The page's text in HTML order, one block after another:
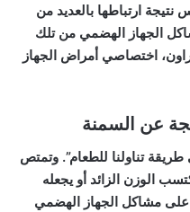
نتيجة ارتباطها بالعديد من
الجهاز الهضمي من تلك
اختصاصي أمراض الجهاز
عن السمنة
تناولنا للطعام”. وتمتص
الوزن الزائد أو يجعله
على مشاكل الجهاز الهضمي